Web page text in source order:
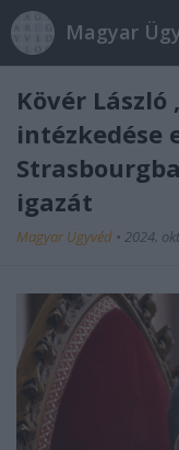
Magyar
Kövér László
intézkedése
igazát
Magyar Ügyvéd • 2024.